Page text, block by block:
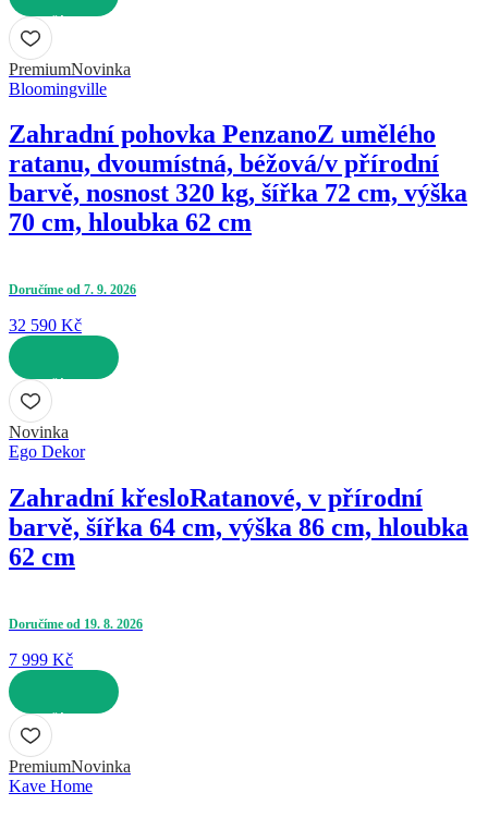
DO KOŠÍKU
PremiumNovinka
Bloomingville
Zahradní pohovka PenzanoZ umělého
ratanu, dvoumístná, béžová/v přírodní
barvě, nosnost 320 kg, šířka 72 cm, výška
70 cm, hloubka 62 cm
Doručíme od 7. 9. 2026
32 590 Kč
DO KOŠÍKU
Novinka
Ego Dekor
Zahradní křesloRatanové, v přírodní
barvě, šířka 64 cm, výška 86 cm, hloubka
62 cm
Doručíme od 19. 8. 2026
7 999 Kč
DO KOŠÍKU
PremiumNovinka
Kave Home